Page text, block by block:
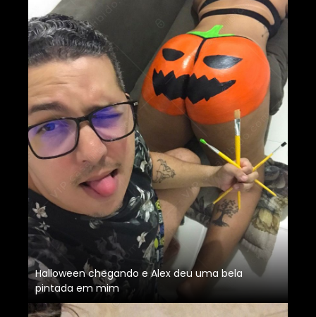
Halloween chegando e Alex deu uma bela
pintada em mim